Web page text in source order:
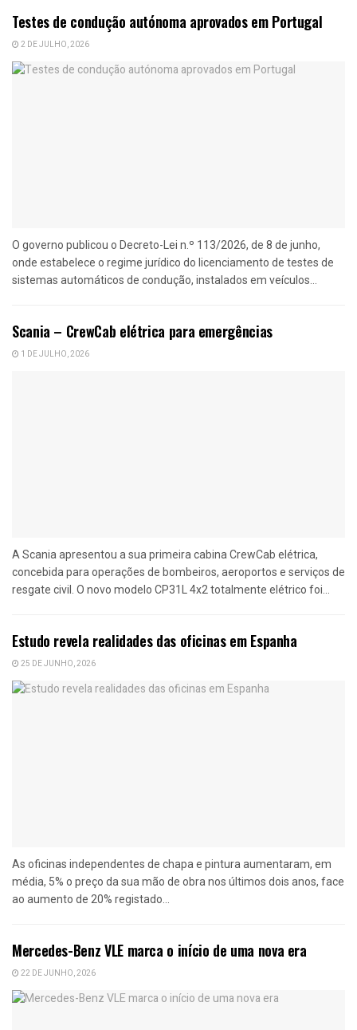
Testes de condução autónoma aprovados em Portugal
2 DE JULHO, 2026
O governo publicou o Decreto-Lei n.º 113/2026, de 8 de junho,
onde estabelece o regime jurídico do licenciamento de testes de
sistemas automáticos de condução, instalados em veículos...
Scania – CrewCab elétrica para emergências
1 DE JULHO, 2026
A Scania apresentou a sua primeira cabina CrewCab elétrica,
concebida para operações de bombeiros, aeroportos e serviços de
resgate civil. O novo modelo CP31L 4x2 totalmente elétrico foi...
Estudo revela realidades das oficinas em Espanha
25 DE JUNHO, 2026
As oficinas independentes de chapa e pintura aumentaram, em
média, 5% o preço da sua mão de obra nos últimos dois anos, face
ao aumento de 20% registado...
Mercedes-Benz VLE marca o início de uma nova era
22 DE JUNHO, 2026